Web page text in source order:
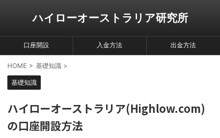
ハイローオーストラリア研究所
口座開設 入金方法 出金方法
HOME > 基礎知識 >
基礎知識
ハイローオーストラリア(Highlow.com)
の口座開設方法